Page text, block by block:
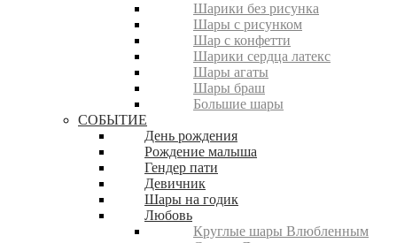
Шарики без рисунка
Шары с рисунком
Шар с конфетти
Шарики сердца латекс
Шары агаты
Шары браш
Большие шары
СОБЫТИЕ
День рождения
Рождение малыша
Гендер пати
Девичник
Шары на годик
Любовь
Круглые шары Влюбленным